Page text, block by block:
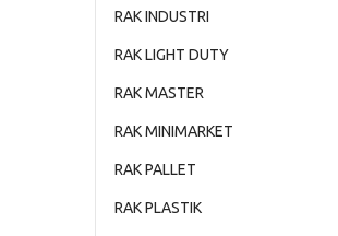
RAK INDUSTRI
RAK LIGHT DUTY
RAK MASTER
RAK MINIMARKET
RAK PALLET
RAK PLASTIK